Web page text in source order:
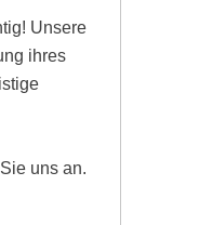
Unsere
ihres
uns an.